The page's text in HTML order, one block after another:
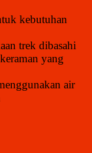
kebutuhan
trek dibasahi
yang
air